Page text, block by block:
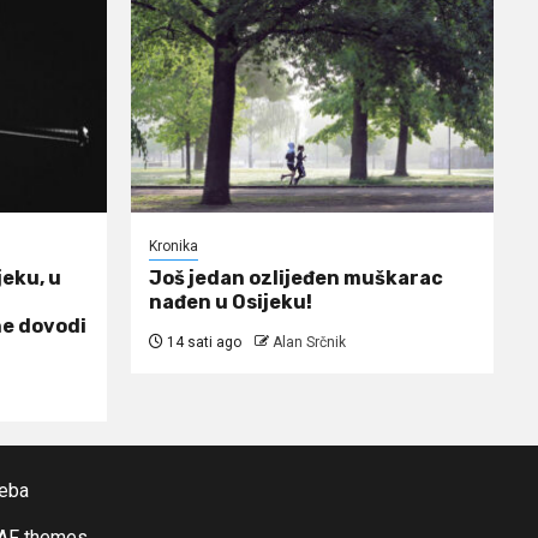
u
dovodi
Kronika
Još jedan ozlijeđen muškarac
nađen u Osijeku!
14 sati ago Alan Srčnik